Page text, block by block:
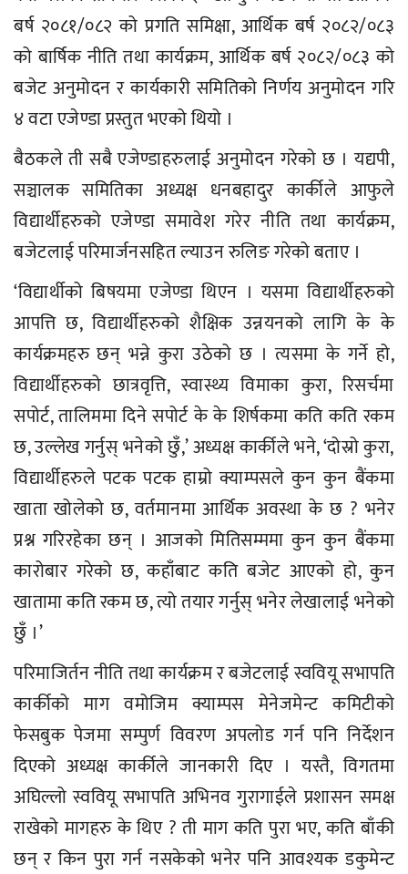
बर्ष २०८१/०८२ को प्रगति समिक्षा, आर्थिक बर्ष २०८२/०८३
को बार्षिक नीति तथा कार्यक्रम, आर्थिक बर्ष २०८२/०८३ को
बजेट अनुमोदन र कार्यकारी समितिको निर्णय अनुमोदन गरि
४ वटा एजेण्डा प्रस्तुत भएको थियो ।
बैठकले ती सबै एजेण्डाहरुलाई अनुमोदन गरेको छ । यद्यपी,
सञ्चालक समितिका अध्यक्ष धनबहादुर कार्कीले आफुले
विद्यार्थीहरुको एजेण्डा समावेश गरेर नीति तथा कार्यक्रम,
बजेटलाई परिमार्जनसहित ल्याउन रुलिङ गरेको बताए ।
‘विद्यार्थीको बिषयमा एजेण्डा थिएन । यसमा विद्यार्थीहरुको
आपत्ति छ, विद्यार्थीहरुको शैक्षिक उन्नयनको लागि के के
कार्यक्रमहरु छन् भन्ने कुरा उठेको छ । त्यसमा के गर्ने हो,
विद्यार्थीहरुको छात्रवृत्ति, स्वास्थ्य विमाका कुरा, रिसर्चमा
सपोर्ट, तालिममा दिने सपोर्ट के के शिर्षकमा कति कति रकम
छ, उल्लेख गर्नुस् भनेको छुँ,’ अध्यक्ष कार्कीले भने, ‘दोस्रो कुरा,
विद्यार्थीहरुले पटक पटक हाम्रो क्याम्पसले कुन कुन बैंकमा
खाता खोलेको छ, वर्तमानमा आर्थिक अवस्था के छ ? भनेर
प्रश्न गरिरहेका छन् । आजको मितिसम्ममा कुन कुन बैंकमा
कारोबार गरेको छ, कहाँबाट कति बजेट आएको हो, कुन
खातामा कति रकम छ, त्यो तयार गर्नुस् भनेर लेखालाई भनेको
छुँ ।’
परिमाजिर्तन नीति तथा कार्यक्रम र बजेटलाई स्ववियू सभापति
कार्कीको माग वमोजिम क्याम्पस मेनेजमेन्ट कमिटीको
फेसबुक पेजमा सम्पुर्ण विवरण अपलोड गर्न पनि निर्देशन
दिएको अध्यक्ष कार्कीले जानकारी दिए । यस्तै, विगतमा
अघिल्लो स्ववियू सभापति अभिनव गुरागाईले प्रशासन समक्ष
राखेको मागहरु के थिए ? ती माग कति पुरा भए, कति बाँकी
छन् र किन पुरा गर्न नसकेको भनेर पनि आवश्यक डकुमेन्ट